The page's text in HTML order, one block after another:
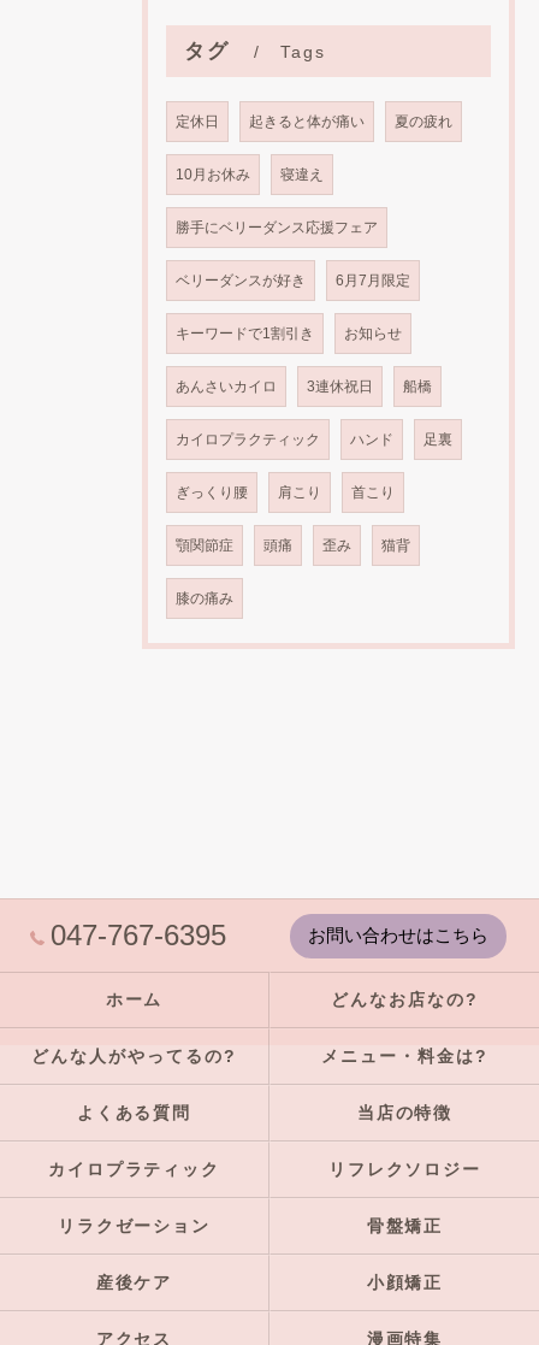
タグ Tags
定休日 起きると体が痛い 夏の疲れ
10月お休み 寝違え
勝手にベリーダンス応援フェア
ベリーダンスが好き 6月7月限定
キーワードで1割引き お知らせ
あんさいカイロ 3連休祝日 船橋
カイロプラクティック ハンド 足裏
ぎっくり腰 肩こり 首こり
顎関節症 頭痛 歪み 猫背
膝の痛み
047-767-6395 お問い合わせはこちら
ホーム どんなお店なの?
どんな人がやってるの? メニュー・料金は?
よくある質問 当店の特徴
カイロプラティック リフレクソロジー
リラクゼーション 骨盤矯正
産後ケア 小顔矯正
アクセス 漫画特集